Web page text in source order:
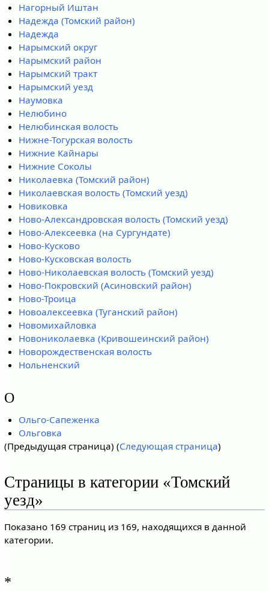
Нагорный Иштан
Надежда (Томский район)
Надежда
Нарымский округ
Нарымский район
Нарымский тракт
Нарымский уезд
Наумовка
Нелюбино
Нелюбинская волость
Нижне-Тогурская волость
Нижние Кайнары
Нижние Соколы
Николаевка (Томский район)
Николаевская волость (Томский уезд)
Новиковка
Ново-Александровская волость (Томский уезд)
Ново-Алексеевка (на Сургундате)
Ново-Кусково
Ново-Кусковская волость
Ново-Николаевская волость (Томский уезд)
Ново-Покровский (Асиновский район)
Ново-Троица
Новоалексеевка (Туганский район)
Новомихайловка
Новониколаевка (Кривошеинский район)
Новорождественская волость
Нольненский
О
Ольго-Сапеженка
Ольговка
(Предыдущая страница) (Следующая страница)
Страницы в категории «Томский
уезд»
Показано 169 страниц из 169, находящихся в данной
категории.
*